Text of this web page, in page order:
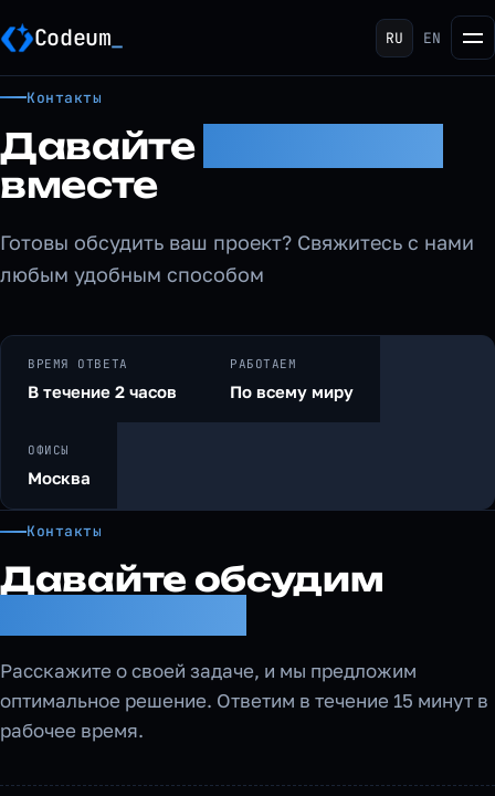
Codeum RU EN
Контакты
Давайте
вместе
Готовы обсудить ваш проект? Свяжитесь с нами
любым удобным способом
ВРЕМЯ ОТВЕТА
В течение 2 часов
РАБОТАЕМ
По всему миру
ОФИСЫ
Москва
Контакты
Давайте обсудим
Расскажите о своей задаче, и мы предложим
оптимальное решение. Ответим в течение 15 минут в
рабочее время.